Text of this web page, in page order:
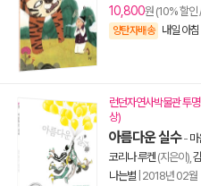
10,800원 (10% 할
양탄자배송 내일 아침
런던자연사박물관 투
상)
아름다운 실수-
코리나 루켄 (지은이),
나는별 2018년 02월